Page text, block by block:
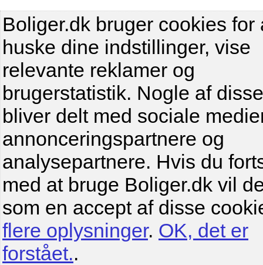
Boliger.dk bruger cookies for
huske dine indstillinger, vise
relevante reklamer og
brugerstatistik. Nogle af
bliver delt med sociale
annonceringspartnere og
analysepartnere. Hvis du
med at bruge Boliger.dk vil
som en accept af disse
flere oplysninger. OK, det er
forstået..